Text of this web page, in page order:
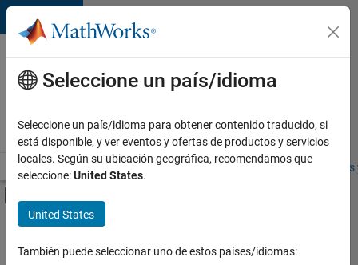
Saltar al contenido
Ofertas
de
empleo
MathWorks
Visión general Búsqueda de empleo Oficinas locales
Contenido principal
FILTRADO POR
Seleccione un país/idioma
Seleccione un país/idioma para obtener contenido traducido, si
está disponible, y ver eventos y ofertas de productos y servicios
locales. Según su ubicación geográfica, recomendamos que
seleccione:United States.
United States
También puede seleccionar uno de estos países/idiomas: